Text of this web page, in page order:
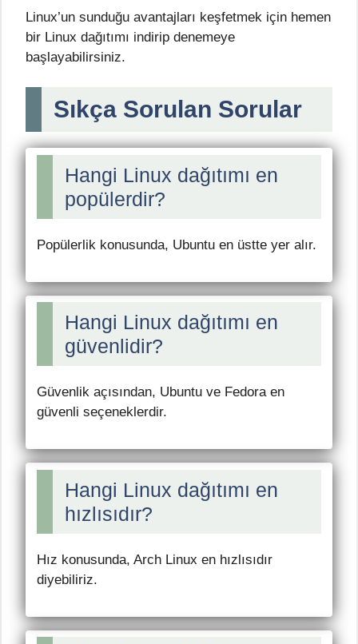
Linux’un sunduğu avantajları keşfetmek için hemen
bir Linux dağıtımı indirip denemeye
başlayabilirsiniz.
Sıkça Sorulan Sorular
Hangi Linux dağıtımı en
popülerdir?
Popülerlik konusunda, Ubuntu en üstte yer alır.
Hangi Linux dağıtımı en
güvenlidir?
Güvenlik açısından, Ubuntu ve Fedora en
güvenli seçeneklerdir.
Hangi Linux dağıtımı en
hızlısıdır?
Hız konusunda, Arch Linux en hızlısıdır
diyebiliriz.